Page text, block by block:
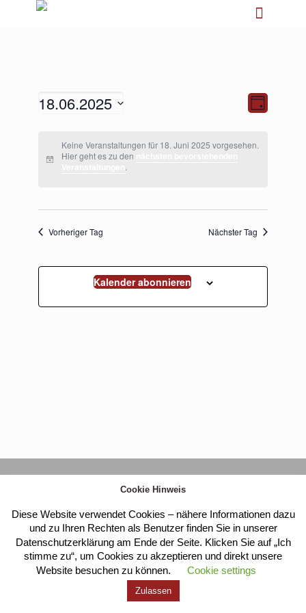
Ansichten-
Navigation
Ansichten-
Tag
18.06.2025
wählen.Keine Veranstaltungen für 18. Juni 2025 vorgesehen.
Hier geht es zu den
.
Vorheriger Tag Nächster Tag
Kalender abonnieren
Kloster Heilig Kreuz |Impressum
Cookie Hinweis
Diese Website verwendet Cookies – nähere Informationen dazu
und zu Ihren Rechten als Benutzer finden Sie in unserer
Datenschutzerklärung am Ende der Seite. Klicken Sie auf „Ich
stimme zu“, um Cookies zu akzeptieren und direkt unsere
Website besuchen zu können.
Cookie settings
Zulassen